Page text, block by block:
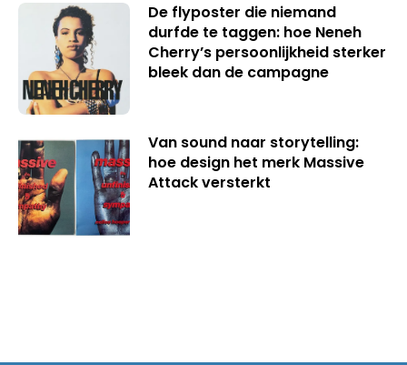
De flyposter die niemand
durfde te taggen: hoe Neneh
Cherry’s persoonlijkheid sterker
bleek dan de campagne
Van sound naar storytelling:
hoe design het merk Massive
Attack versterkt